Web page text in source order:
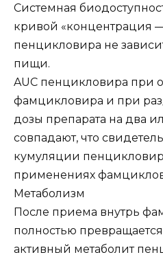
Системная
кривой «концентрация
пенцикловира не
пищи.
AUC пенцикловира при
фамцикловира и при
дозы препарата на два
совпадают, что
кумуляции
применениях
Метаболизм
После приема внутрь
полностью
активный метаболит